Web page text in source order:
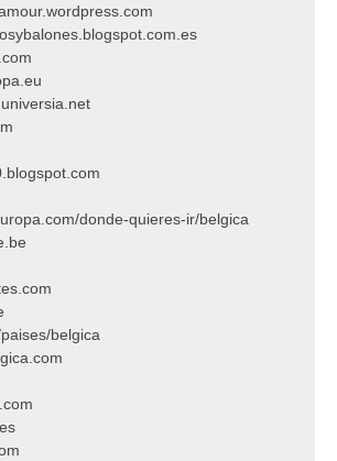
donde-quieres-ir/belgica
belgica